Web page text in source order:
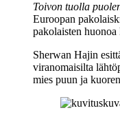
Toivon tuolla
Euroopan
pakolaisten huonoa
Sherwan Hajin
viranomaisilta
mies puun ja